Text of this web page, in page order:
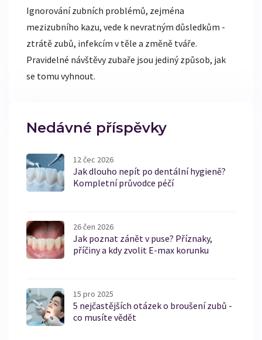
Ignorování zubních problémů, zejména
mezizubního kazu, vede k nevratným důsledkům -
ztrátě zubů, infekcím v těle a změně tváře.
Pravidelné návštěvy zubaře jsou jediný způsob, jak
se tomu vyhnout.
Nedávné příspěvky
12 čec 2026
Jak dlouho nepít po dentální hygieně?
Kompletní průvodce péčí
26 čen 2026
Jak poznat zánět v puse? Příznaky,
příčiny a kdy zvolit E-max korunku
15 pro 2025
5 nejčastějších otázek o broušení zubů -
co musíte vědět